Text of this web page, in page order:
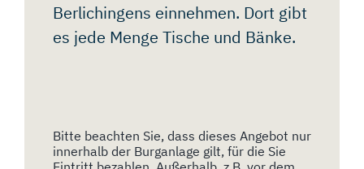
Berlichingens einnehmen. Dort gibt
es jede Menge Tische und Bänke.
Bitte beachten Sie, dass dieses Angebot nur
innerhalb der Burganlage gilt, für die Sie